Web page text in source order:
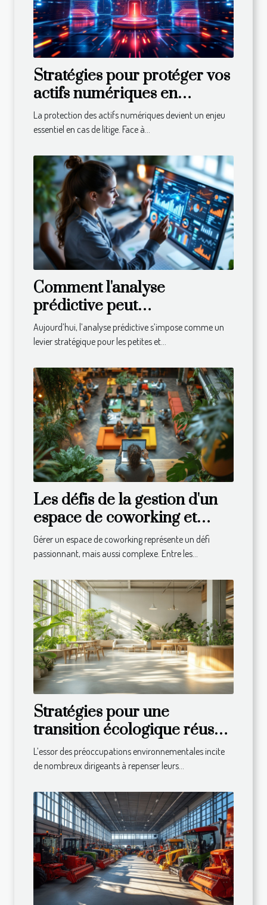
Stratégies pour protéger vos
actifs numériques en
période de litige
La protection des actifs numériques devient un enjeu
essentiel en cas de litige. Face à...
Comment l'analyse
prédictive peut
révolutionner la gestion des
PME ?
Aujourd’hui, l’analyse prédictive s’impose comme un
levier stratégique pour les petites et...
Les défis de la gestion d'un
espace de coworking et
comment les surmonter
Gérer un espace de coworking représente un défi
passionnant, mais aussi complexe. Entre les...
Stratégies pour une
transition écologique réussie
dans votre entreprise
L’essor des préoccupations environnementales incite
de nombreux dirigeants à repenser leurs...